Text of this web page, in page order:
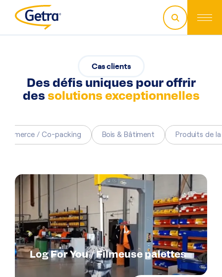
Cas clients
Des défis uniques pour offrir
des solutions exceptionnelles
/ Co-packing Bois & Bâtiment Produits de
Log For You / Filmeuse palettes